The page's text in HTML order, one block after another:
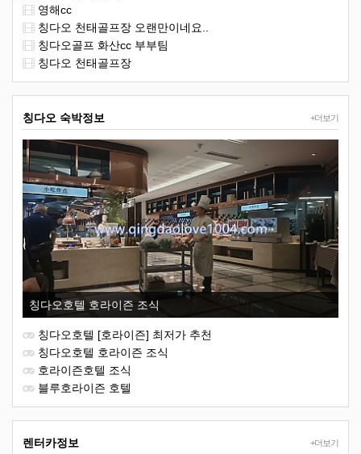
영해cc
칭다오 천태골프장 오랜만이네요..
칭다오골프 화산cc 부부팀
칭다오 천태골프장
+더보기
칭다오 숙박정보
칭다오호텔 호라이즌 조식
칭다오호텔 [호라이즌] 최저가 추천
칭다오호텔 호라이즌 조식
호라이즌호텔 조식
블루호라이즌 호텔
+더보기
렌터카정보